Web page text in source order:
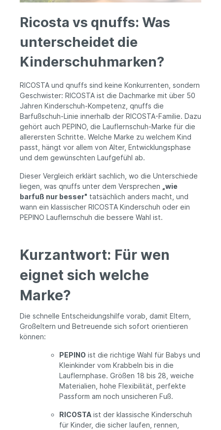
Ricosta vs qnuffs: Was
unterscheidet die
Kinderschuhmarken?
RICOSTA und qnuffs sind keine Konkurrenten, sondern
Geschwister: RICOSTA ist die Dachmarke mit über 50
Jahren Kinderschuh-Kompetenz, qnuffs die
Barfußschuh-Linie innerhalb der RICOSTA-Familie. Dazu
gehört auch PEPINO, die Lauflernschuh-Marke für die
allerersten Schritte. Welche Marke zu welchem Kind
passt, hängt vor allem von Alter, Entwicklungsphase
und dem gewünschten Laufgefühl ab.
Dieser Vergleich erklärt sachlich, wo die Unterschiede
liegen, was qnuffs unter dem Versprechen
„wie
barfuß nur besser" tatsächlich anders macht, und
wann ein klassischer RICOSTA Kinderschuh oder ein
PEPINO Lauflernschuh die bessere Wahl ist.
Kurzantwort: Für wen
eignet sich welche
Marke?
Die schnelle Entscheidungshilfe vorab, damit Eltern,
Großeltern und Betreuende sich sofort orientieren
können:
PEPINO ist die richtige Wahl für Babys und
Kleinkinder vom Krabbeln bis in die
Lauflernphase. Größen 18 bis 28, weiche
Materialien, hohe Flexibilität, perfekte
Passform am noch unsicheren Fuß.
RICOSTA ist der klassische Kinderschuh
für Kinder, die sicher laufen, rennen,